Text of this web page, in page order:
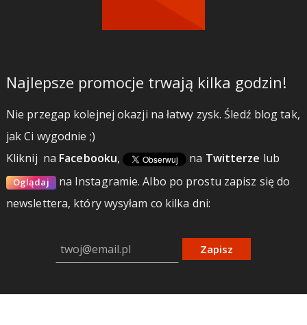
Najlepsze promocje trwają kilka godzin!
Nie przegap kolejnej okazji na łatwy zysk. Śledź blog tak,
jak Ci wygodnie ;)
Kliknij na Facebooku, na Twitterze lub
Oglądaj na Instagramie.Albo po prostu zapisz się do
newslettera, który wysyłam co kilka dni:
Zapisz